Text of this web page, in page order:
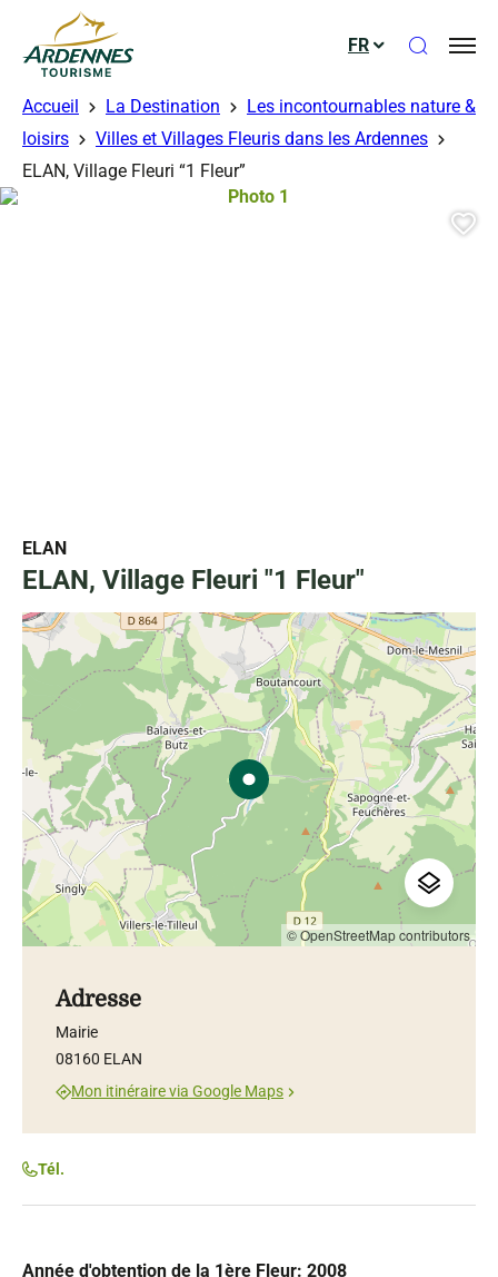
ADT des Ardennes
FR Ouvrir
Accueil La Destination
Les incontournables nature &
loisirs
Villes et Villages Fleuris dans les Ardennes
ELAN, Village Fleuri “1 Fleur”
ELAN
ELAN, Village Fleuri "1 Fleur"
Photo 1, © Droits libres
Année d'obtention de la 1ère Fleur: 2008
© OpenStreetMap contributors
Adresse
Mairie
08160 ELAN
Mon itinéraire via Google Maps
Tél.